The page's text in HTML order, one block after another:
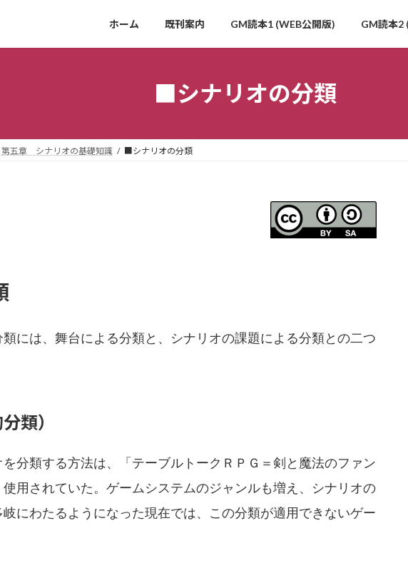
ホーム 既刊案内 GM読本1 (WEB公開版) GM読本2
■シナリオの分類
第五章 シナリオの基礎知識 ■シナリオの分類
には、舞台による分類と、シナリオの課題による分類との二つ
類）
分類する方法は、「テーブルトークＲＰＧ＝剣と魔法のファン
用されていた。ゲームシステムのジャンルも増え、シナリオの
にわたるようになった現在では、この分類が適用できないゲー